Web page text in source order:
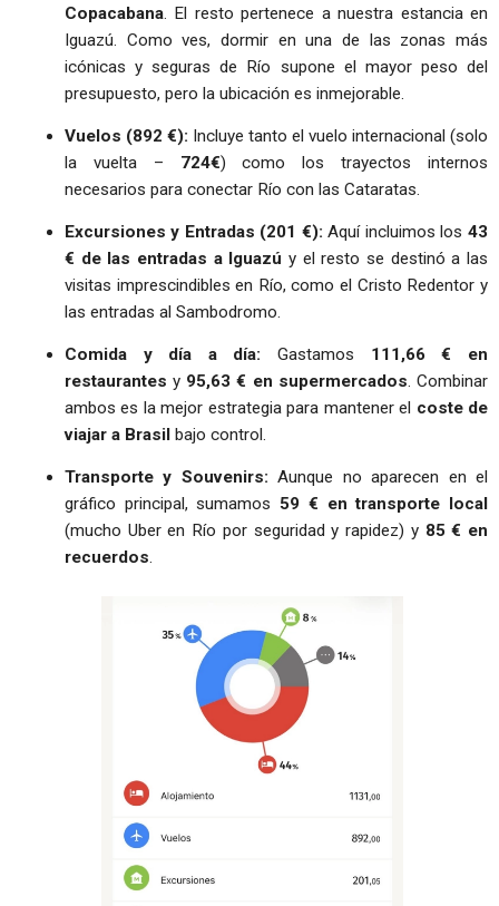
Copacabana. El resto pertenece a nuestra estancia en
Iguazú. Como ves, dormir en una de las zonas más
icónicas y seguras de Río supone el mayor peso del
presupuesto, pero la ubicación es inmejorable.
Vuelos (892 €): Incluye tanto el vuelo internacional (solo
la vuelta – 724€) como los trayectos internos
necesarios para conectar Río con las Cataratas.
Excursiones y Entradas (201 €): Aquí incluimos los 43
€ de las entradas a Iguazú y el resto se destinó a las
visitas imprescindibles en Río, como el Cristo Redentor y
las entradas al Sambodromo.
Comida y día a día: Gastamos 111,66 € en
restaurantes y 95,63 € en supermercados. Combinar
ambos es la mejor estrategia para mantener el coste de
viajar a Brasilbajo control.
Transporte y Souvenirs: Aunque no aparecen en el
gráfico principal, sumamos59 € en transporte local
(mucho Uber en Río por seguridad y rapidez) y 85 € en
recuerdos.